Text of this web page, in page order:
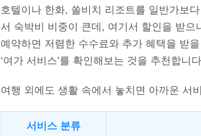
호텔이나 한화, 쏠비치 리조트를 일반가보
서 숙박비 비중이 큰데, 여기서 할인을 받
예약하면 저렴한 수수료와 추가 혜택을 받
‘여가 서비스’를 확인해보는 것을 추천합니
여행 외에도 생활 속에서 놓치면 아까운 서
서비스 분류